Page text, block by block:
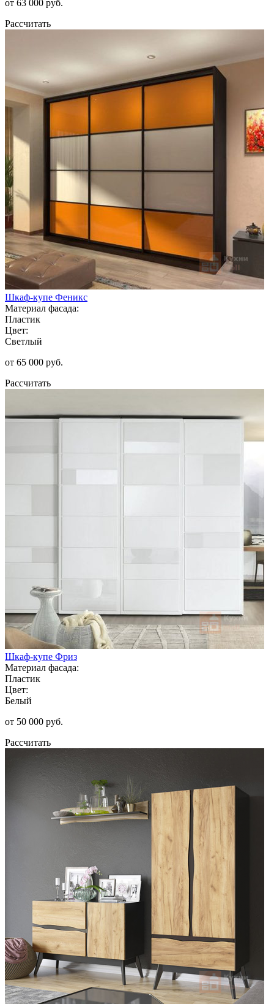
от 63 000 руб.
Рассчитать
Шкаф-купе Феникс
Материал фасада:
Пластик
Цвет:
Светлый
от 65 000 руб.
Рассчитать
Шкаф-купе Фриз
Материал фасада:
Пластик
Цвет:
Белый
от 50 000 руб.
Рассчитать